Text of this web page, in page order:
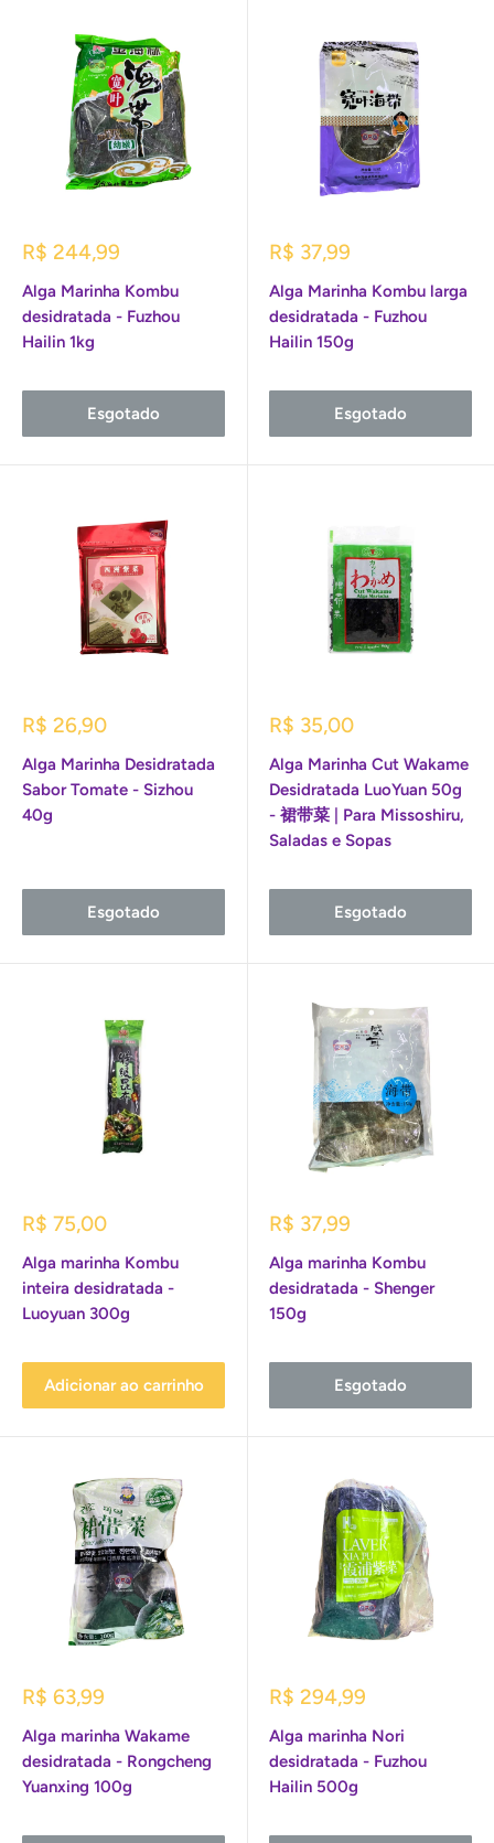
Preço
R$ 244,99
Alga Marinha Kombu
desidratada - Fuzhou
Hailin 1kg
Esgotado
Preço
R$ 37,99
Alga Marinha Kombu larga
desidratada - Fuzhou
Hailin 150g
Esgotado
Preço
R$ 26,90
Alga Marinha Desidratada
Sabor Tomate - Sizhou
40g
Esgotado
Preço
R$ 35,00
Alga Marinha Cut Wakame
Desidratada LuoYuan 50g
- 裙带菜 | Para Missoshiru,
Saladas e Sopas
Esgotado
Preço
R$ 75,00
Alga marinha Kombu
inteira desidratada -
Luoyuan 300g
Adicionar ao carrinho
Preço
R$ 37,99
Alga marinha Kombu
desidratada - Shenger
150g
Esgotado
Preço
R$ 63,99
Alga marinha Wakame
desidratada - Rongcheng
Yuanxing 100g
Preço
R$ 294,99
Alga marinha Nori
desidratada - Fuzhou
Hailin 500g